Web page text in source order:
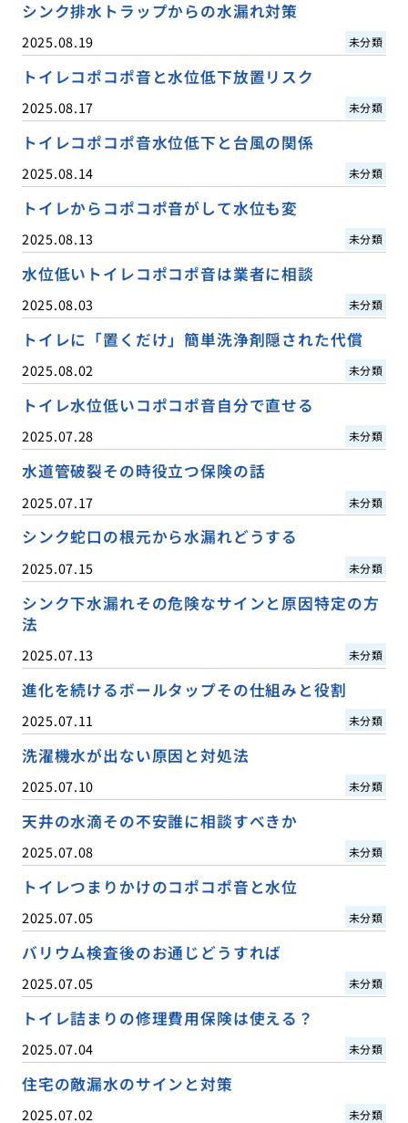
シンク排水トラップからの水漏れ対策
2025.08.19 未分類
トイレコポコポ音と水位低下放置リスク
2025.08.17 未分類
トイレコポコポ音水位低下と台風の関係
2025.08.14 未分類
トイレからコポコポ音がして水位も変
2025.08.13 未分類
水位低いトイレコポコポ音は業者に相談
2025.08.03 未分類
トイレに「置くだけ」簡単洗浄剤隠された代償
2025.08.02 未分類
トイレ水位低いコポコポ音自分で直せる
2025.07.28 未分類
水道管破裂その時役立つ保険の話
2025.07.17 未分類
シンク蛇口の根元から水漏れどうする
2025.07.15 未分類
シンク下水漏れその危険なサインと原因特定の方
法
2025.07.13 未分類
進化を続けるボールタップその仕組みと役割
2025.07.11 未分類
洗濯機水が出ない原因と対処法
2025.07.10 未分類
天井の水滴その不安誰に相談すべきか
2025.07.08 未分類
トイレつまりかけのコポコポ音と水位
2025.07.05 未分類
バリウム検査後のお通じどうすれば
2025.07.05 未分類
トイレ詰まりの修理費用保険は使える？
2025.07.04 未分類
住宅の敵漏水のサインと対策
2025.07.02 未分類